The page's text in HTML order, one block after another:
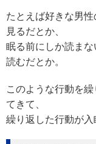
たとえば好きな男
見るだとか、
眠る前にしか読ま
読むだとか。
このような行動を
てきて、
繰り返した行動が入